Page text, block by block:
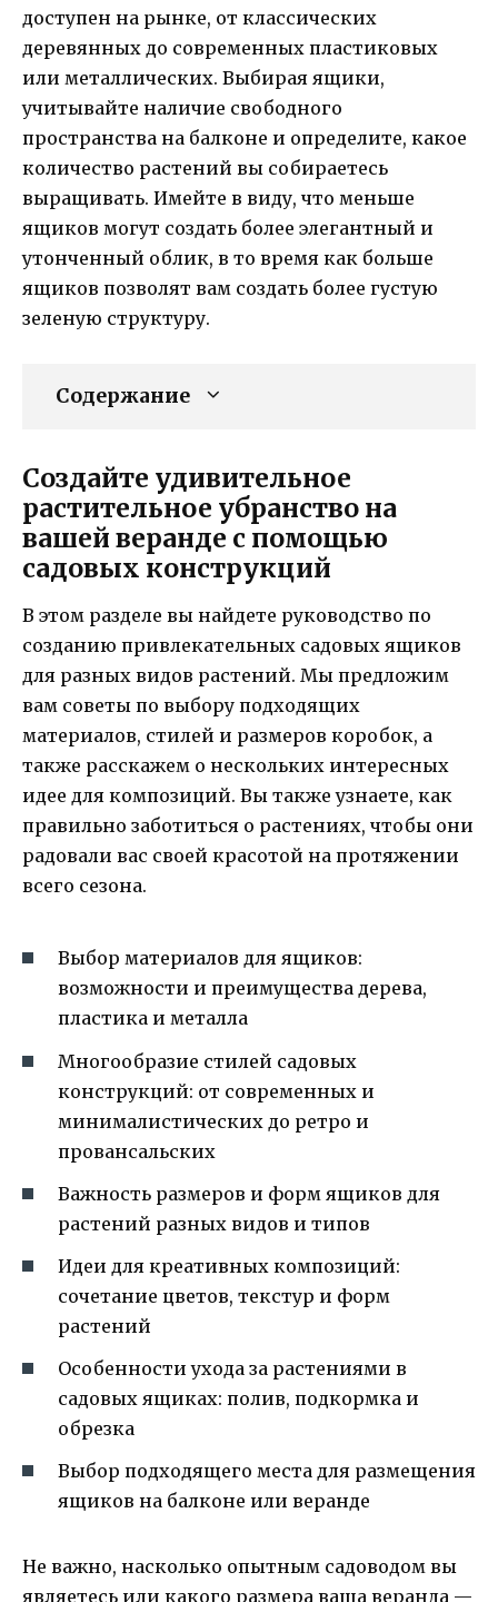
доступен на рынке, от классических
деревянных до современных пластиковых
или металлических. Выбирая ящики,
учитывайте наличие свободного
пространства на балконе и определите, какое
количество растений вы собираетесь
выращивать. Имейте в виду, что меньше
ящиков могут создать более элегантный и
утонченный облик, в то время как больше
ящиков позволят вам создать более густую
зеленую структуру.
Содержание
Создайте удивительное
растительное убранство на
вашей веранде с помощью
садовых конструкций
В этом разделе вы найдете руководство по
созданию привлекательных садовых ящиков
для разных видов растений. Мы предложим
вам советы по выбору подходящих
материалов, стилей и размеров коробок, а
также расскажем о нескольких интересных
идее для композиций. Вы также узнаете, как
правильно заботиться о растениях, чтобы они
радовали вас своей красотой на протяжении
всего сезона.
Выбор материалов для ящиков:
возможности и преимущества дерева,
пластика и металла
Многообразие стилей садовых
конструкций: от современных и
минималистических до ретро и
провансальских
Важность размеров и форм ящиков для
растений разных видов и типов
Идеи для креативных композиций:
сочетание цветов, текстур и форм
растений
Особенности ухода за растениями в
садовых ящиках: полив, подкормка и
обрезка
Выбор подходящего места для размещения
ящиков на балконе или веранде
Не важно, насколько опытным садоводом вы
являетесь или какого размера ваша веранда —